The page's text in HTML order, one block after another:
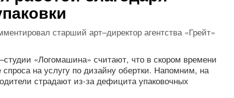
старший арт–директор агентства «Грейт»
«Логомашина» считают, что в скором времени
на услугу по дизайну обертки. Напомним, на
страдают из-за дефицита упаковочных